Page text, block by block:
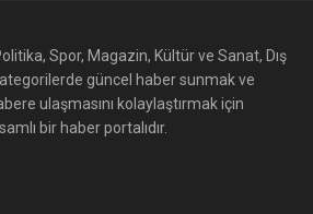
Spor, Magazin, Kültür ve Sanat, Dış
güncel haber sunmak ve
ulaşmasını kolaylaştırmak için
bir haber portalıdır.